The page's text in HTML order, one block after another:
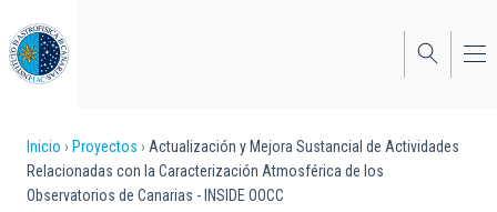
al
contenido
principal
Sobrescribir
enlaces
Inicio Proyectos
Actualización y Mejora Sustancial de Actividades
Relacionadas con la Caracterización Atmosférica de los
Observatorios de Canarias - INSIDE OOCC